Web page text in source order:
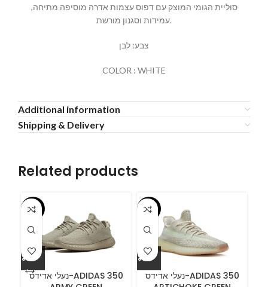
סוליית הגומי המוצק עם דפוס עצמות אדרה מוסיפה מתיחה,
עמידות וסגנון מורשת.
צבע: לבן
COLOR : WHITE
Additional information
Shipping & Delivery
Related products
-55%
נעלי אדידס-ADIDAS 350
-55%
נעלי אדידס-ADIDAS 350